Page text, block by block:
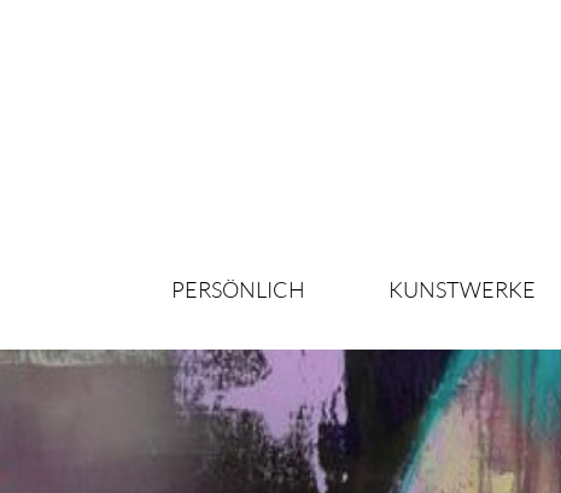
PERSÖNLICH KUNSTWERKE